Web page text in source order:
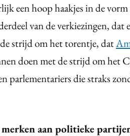
een hoop haakjes in de
van de verkiezingen,
strijd om het torentje, dat
doen met de strijd om het
parlementariers die straks
aan politieke